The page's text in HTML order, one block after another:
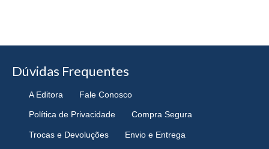
Dúvidas Frequentes
A Editora Fale Conosco
Política de Privacidade Compra Segura
Trocas e Devoluções Envio e Entrega